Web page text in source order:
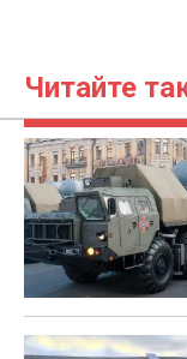
Читайте